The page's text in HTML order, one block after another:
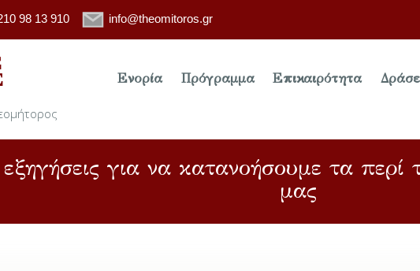
98 13 910 info@theomitoros.gr
Ενορία Πρόγραμμα Επικαιρότητα
για να κατανοήσουμε τα περί
μας